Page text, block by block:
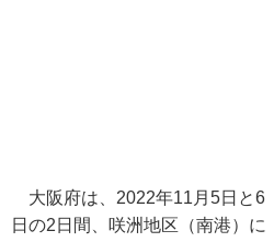
大阪府は、2022年11月5日と6
日の2日間、咲洲地区（南港）に